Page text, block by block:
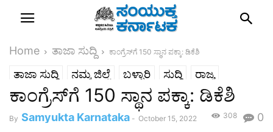
Home ತಾಜಾ ಸುದ್ದಿ ಕಾಂಗ್ರೆಸ್‌ಗೆ 150 ಸ್ಥಾನ ಪಕ್ಕಾ: ಡಿಕೆಶಿ
ತಾಜಾ ಸುದ್ದಿ ನಮ್ಮ ಜಿಲ್ಲೆ ಬಳ್ಳಾರಿ ಸುದ್ದಿ ರಾಜ್ಯ
ಕಾಂಗ್ರೆಸ್‌ಗೆ 150 ಸ್ಥಾನ ಪಕ್ಕಾ: ಡಿಕೆಶಿ
By Samyukta Karnataka - October 15, 2022 0
308